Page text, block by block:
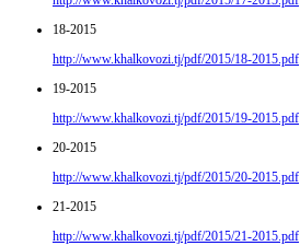
18-2015
http://www.khalkovozi.tj/pdf/2015/18-2015.pdf
19-2015
http://www.khalkovozi.tj/pdf/2015/19-2015.pdf
20-2015
http://www.khalkovozi.tj/pdf/2015/20-2015.pdf
21-2015
http://www.khalkovozi.tj/pdf/2015/21-2015.pdf